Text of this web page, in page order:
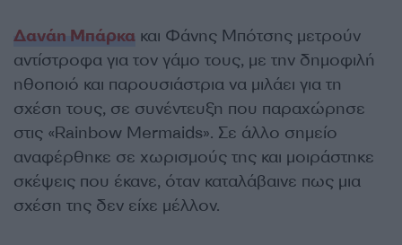
Δανάη Μπάρκα και Φάνης Μπότσης μετρούν
αντίστροφα για τον γάμο τους, με την δημοφιλή
ηθοποιό και παρουσιάστρια να μιλάει για τη
σχέση τους, σε συνέντευξη που παραχώρησε
στις «Rainbow Mermaids». Σε άλλο σημείο
αναφέρθηκε σε χωρισμούς της και μοιράστηκε
σκέψεις που έκανε, όταν καταλάβαινε πως μια
σχέση της δεν είχε μέλλον.